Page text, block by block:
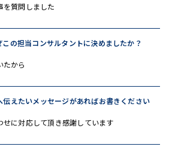
を質問しました
の担当コンサルタントに決めましたか？
たから
えたいメッセージがあればお書きください
せに対応して頂き感謝しています